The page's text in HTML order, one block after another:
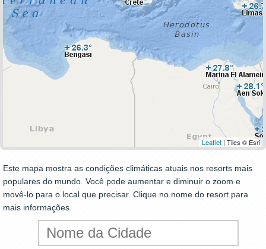
Leaflet | Tiles © Esri
Este mapa mostra as condições climáticas atuais nos resorts mais
populares do mundo. Você pode aumentar e diminuir o zoom e
movê-lo para o local que precisar. Clique no nome do resort para
mais informações.